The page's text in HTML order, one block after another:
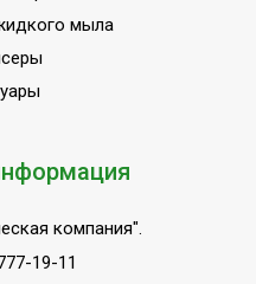
мыла
компания".
19-11